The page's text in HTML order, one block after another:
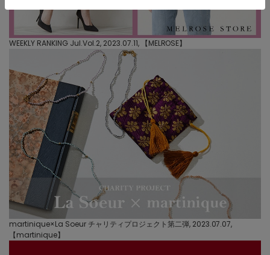
WEEKLY RANKING Jul.Vol.2, 2023.07.11, 【MELROSE】
martinique×La Soeur チャリティプロジェクト第二弾, 2023.07.07,
【martinique】